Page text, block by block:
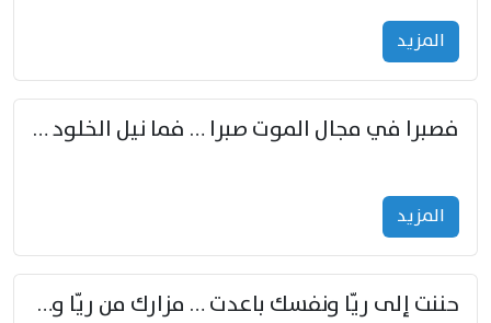
المزید
فصبرا في مجال الموت صبرا … فما نيل الخلود بمستطاع
المزید
حننت إلى ريّا ونفسك باعدت … مزارك من ريّا وشعباكما معا